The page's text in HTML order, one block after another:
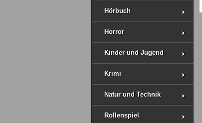
Hörbuch
Horror
Kinder und Jugend
Krimi
Natur und Technik
Rollenspiel